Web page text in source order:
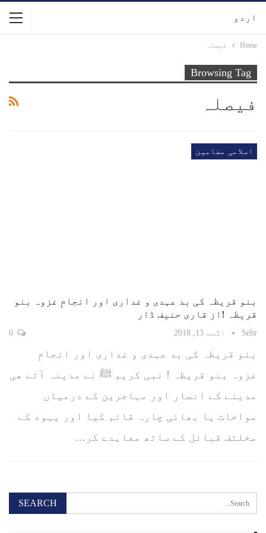
اردو
Home فیصلہ
Browsing Tag
فیصلہ
اسلامی مضامین
بنو قریظہ کی بد عہدی و غداری اور انجامِ غزوہ بنو
قریظہ !از قاری حنیف ڈار
Sehr اگست 13, 2018
بنو قریظہ کی بد عہدی و غداری اور انجامِ
غزوہ بنو قریظہ ! نبی کریم ﷺ نے مدینہ آتے ھی
مدینے کے انصار اور مہاجرین کے درمیاں
مواخات یا بھائی چارہ قائم کیا اور یہود کے
مخلتف قبائل کے ساتھ معاہدے کر…